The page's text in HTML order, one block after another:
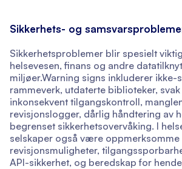
Sikkerhets- og
Sikkerhetsproblemer blir spesielt
helsevesen, finans og andre
miljøer.Warning signs inkluderer ikke-
rammeverk, utdaterte biblioteker,
inkonsekvent tilgangskontroll,
revisjonslogger, dårlig håndtering av
begrenset sikkerhetsovervåking. I
selskaper også være oppmerksomme
revisjonsmuligheter,
API-sikkerhet, og beredskap for